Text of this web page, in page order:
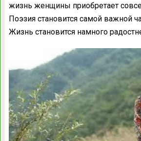
жизнь женщины приобретает
Поэзия становится самой важной
Жизнь становится намного